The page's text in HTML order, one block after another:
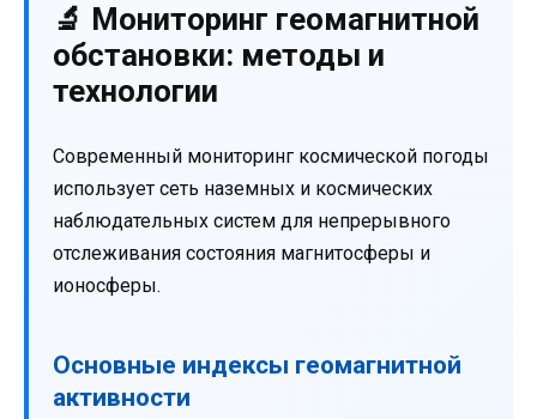
🔬 Мониторинг геомагнитной
обстановки: методы и
технологии
Современный мониторинг космической погоды
использует сеть наземных и космических
наблюдательных систем для непрерывного
отслеживания состояния магнитосферы и
ионосферы.
Основные индексы геомагнитной
активности